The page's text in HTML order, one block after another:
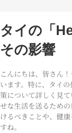
タイの「
その影響
こんにちは、皆さん
います。特に、タイ
策について詳しく見
せな生活を送るため
けるべきことや、健
すね。